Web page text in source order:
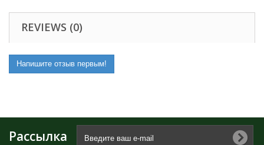
REVIEWS (0)
Напишите отзыв первым!
Рассылка